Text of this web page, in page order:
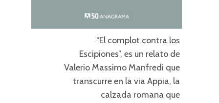
“El complot contra los
Escipiones”, es un relato de
Valerio Massimo Manfredi que
transcurre en la via Appia, la
calzada romana que